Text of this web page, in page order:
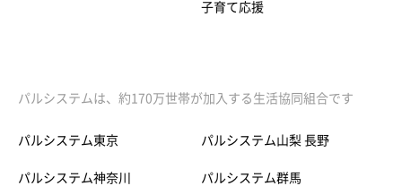
子育て応援
パルシステムは、約170万世帯が加入する生活協同組合です
パルシステム東京
パルシステム神奈川
パルシステム山梨 長野
パルシステム群馬